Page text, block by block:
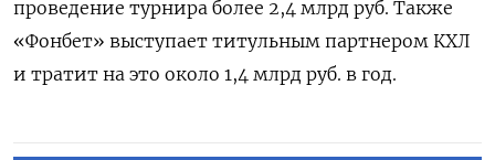
проведение турнира более 2,4 млрд руб. Также
«Фонбет» выступает титульным партнером КХЛ
и тратит на это около 1,4 млрд руб. в год.